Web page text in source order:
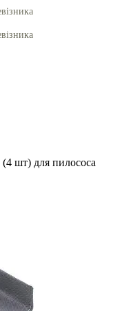
шт) для пилососа